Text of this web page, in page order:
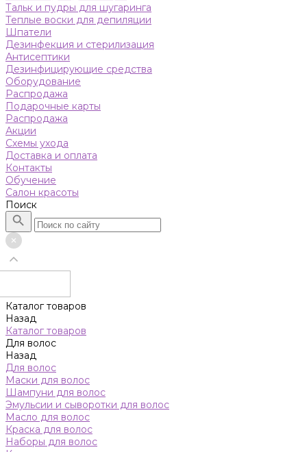
Тальк и пудры для шугаринга
Теплые воски для депиляции
Шпатели
Дезинфекция и стерилизация
Антисептики
Дезинфицирующие средства
Оборудование
Распродажа
Подарочные карты
Распродажа
Акции
Схемы ухода
Доставка и оплата
Контакты
Обучение
Салон красоты
Поиск
Каталог товаров
Назад
Каталог товаров
Для волос
Назад
Для волос
Маски для волос
Шампуни для волос
Эмульсии и сыворотки для волос
Масло для волос
Краска для волос
Наборы для волос